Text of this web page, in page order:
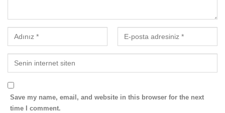
Save my name, email, and website in this browser for the next
time I comment.